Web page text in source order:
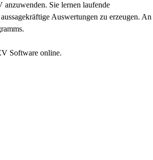
Sie lernen laufende
Auswertungen zu erzeugen. An
Software online.